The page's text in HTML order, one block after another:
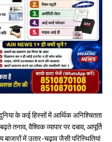
के कई हिस्सों में आर्थिक अनिश्चितता
तनाव, वैश्विक व्यापार पर दबाव, आपूर्ति